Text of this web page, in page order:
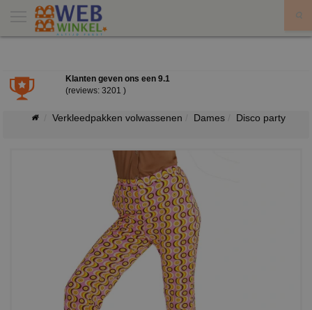
Klanten geven ons een 9.1
(reviews: 3201 )
Verkleedpakken volwassenen Dames Disco party